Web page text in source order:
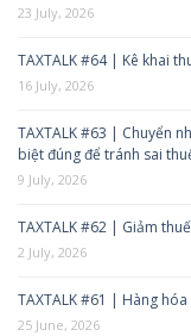
23 July, 2026
TAXTALK #64 | Kê khai
16 July, 2026
TAXTALK #63 | Chuyển
biệt đúng để tránh sai
9 July, 2026
TAXTALK #62 | Giảm
2 July, 2026
TAXTALK #61 | Hàng
25 June, 2026